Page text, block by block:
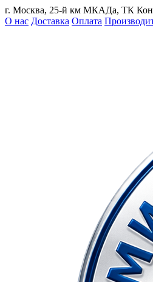
г. Москва, 25-й км МКАДа, ТК
О нас Доставка Оплата